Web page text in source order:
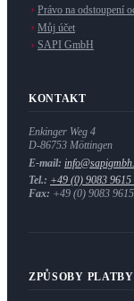
Právo na odstoupení
Můj účet
SAPI GmbH
KONTAKT
Enkinger Weg 4
D-86753 Möttingen
E-mail:
Tel.: +49 (0) 9083 9615
Fax: +49 (0) 9083
ZPŮSOBY PLATBY